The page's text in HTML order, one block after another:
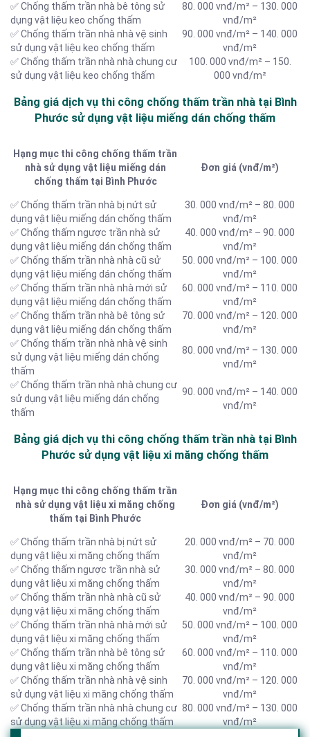
✅ Chống thấm trần nhà bê tông sử
dụng vật liệu keo chống thấm
80. 000 vnđ/m² – 130. 000
vnđ/m²
✅ Chống thấm trần nhà nhà vệ sinh
sử dụng vật liệu keo chống thấm
90. 000 vnđ/m² – 140. 000
vnđ/m²
✅ Chống thấm trần nhà nhà chung cư
sử dụng vật liệu keo chống thấm
100. 000 vnđ/m² – 150.
000 vnđ/m²
Bảng giá dịch vụ thi công chống thấm trần nhà tại Bình
Phước sử dụng vật liệu miếng dán chống thấm
Hạng mục thi công chống thấm trần
nhà sử dụng vật liệu miếng dán
chống thấm tại Bình Phước
Đơn giá (vnđ/m²)
✅ Chống thấm trần nhà bị nứt sử
dụng vật liệu miếng dán chống thấm
30. 000 vnđ/m² – 80. 000
vnđ/m²
✅ Chống thấm ngược trần nhà sử
dụng vật liệu miếng dán chống thấm
40. 000 vnđ/m² – 90. 000
vnđ/m²
✅ Chống thấm trần nhà nhà cũ sử
dụng vật liệu miếng dán chống thấm
50. 000 vnđ/m² – 100. 000
vnđ/m²
✅ Chống thấm trần nhà nhà mới sử
dụng vật liệu miếng dán chống thấm
60. 000 vnđ/m² – 110. 000
vnđ/m²
✅ Chống thấm trần nhà bê tông sử
dụng vật liệu miếng dán chống thấm
70. 000 vnđ/m² – 120. 000
vnđ/m²
✅ Chống thấm trần nhà nhà vệ sinh
sử dụng vật liệu miếng dán chống
thấm
80. 000 vnđ/m² – 130. 000
vnđ/m²
✅ Chống thấm trần nhà nhà chung cư
sử dụng vật liệu miếng dán chống
thấm
90. 000 vnđ/m² – 140. 000
vnđ/m²
Bảng giá dịch vụ thi công chống thấm trần nhà tại Bình
Phước sử dụng vật liệu xi măng chống thấm
Hạng mục thi công chống thấm trần
nhà sử dụng vật liệu xi măng chống
thấm tại Bình Phước
Đơn giá (vnđ/m²)
✅ Chống thấm trần nhà bị nứt sử
dụng vật liệu xi măng chống thấm
20. 000 vnđ/m² – 70. 000
vnđ/m²
✅ Chống thấm ngược trần nhà sử
dụng vật liệu xi măng chống thấm
30. 000 vnđ/m² – 80. 000
vnđ/m²
✅ Chống thấm trần nhà nhà cũ sử
dụng vật liệu xi măng chống thấm
40. 000 vnđ/m² – 90. 000
vnđ/m²
✅ Chống thấm trần nhà nhà mới sử
dụng vật liệu xi măng chống thấm
50. 000 vnđ/m² – 100. 000
vnđ/m²
✅ Chống thấm trần nhà bê tông sử
dụng vật liệu xi măng chống thấm
60. 000 vnđ/m² – 110. 000
vnđ/m²
✅ Chống thấm trần nhà nhà vệ sinh
sử dụng vật liệu xi măng chống thấm
70. 000 vnđ/m² – 120. 000
vnđ/m²
✅ Chống thấm trần nhà nhà chung cư
sử dụng vật liệu xi măng chống thấm
80. 000 vnđ/m² – 130. 000
vnđ/m²